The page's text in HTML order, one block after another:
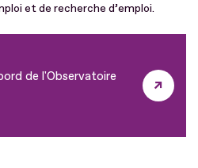
et de recherche d’emploi.
de l'Observatoire